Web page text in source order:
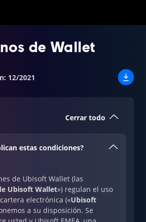
de Wallet
: 12/2021
Cerrar todo
estas condiciones?
de Ubisoft Wallet (las
Ubisoft Wallet») regulan el uso
electrónica («Ubisoft
a su disposición. Se